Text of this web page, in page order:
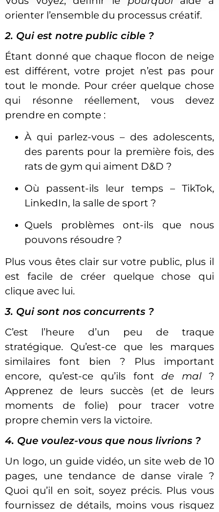
orienter l’ensemble du processus créatif.
2. Qui est notre public cible ?
Étant donné que chaque flocon de neige
est différent, votre projet n’est pas pour
tout le monde. Pour créer quelque chose
qui résonne réellement, vous devez
prendre en compte :
À qui parlez-vous – des adolescents,
des parents pour la première fois, des
rats de gym qui aiment D&D ?
Où passent-ils leur temps – TikTok,
LinkedIn, la salle de sport ?
Quels problèmes ont-ils que nous
pouvons résoudre ?
Plus vous êtes clair sur votre public, plus il
est facile de créer quelque chose qui
clique avec lui.
3. Qui sont nos concurrents ?
C’est l’heure d’un peu de traque
stratégique. Qu’est-ce que les marques
similaires font bien ? Plus important
encore, qu’est-ce qu’ils font de mal?
Apprenez de leurs succès (et de leurs
moments de folie) pour tracer votre
propre chemin vers la victoire.
4. Que voulez-vous que nous livrions ?
Un logo, un guide vidéo, un site web de 10
pages, une tendance de danse virale ?
Quoi qu’il en soit, soyez précis. Plus vous
fournissez de détails, moins vous risquez